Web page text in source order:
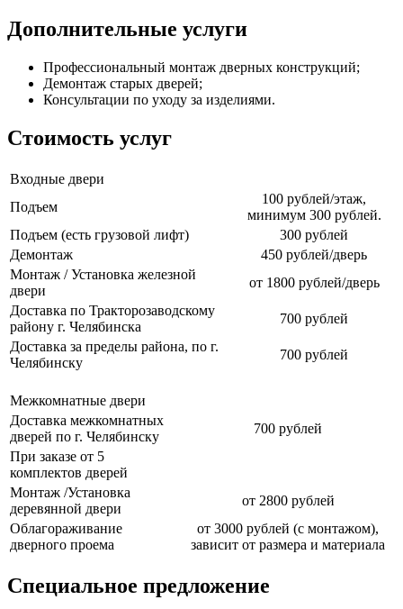
Дополнительные услуги
Профессиональный монтаж дверных конструкций;
Демонтаж старых дверей;
Консультации по уходу за изделиями.
Стоимость услуг
Входные двери
Подъем
100 рублей/этаж,
минимум 300 рублей.
Подъем (есть грузовой лифт)
300 рублей
Демонтаж
450 рублей/дверь
Монтаж / Установка железной
двери
от 1800 рублей/дверь
Доставка по Тракторозаводскому
району г. Челябинска
700 рублей
Доставка за пределы района, по г.
Челябинску
700 рублей
Межкомнатные двери
Доставка межкомнатных
дверей по г. Челябинску
700 рублей
При заказе от 5
комплектов дверей
Монтаж /Установка
деревянной двери
от 2800 рублей
Облагораживание
дверного проема
от 3000 рублей (с монтажом),
зависит от размера и материала
Специальное предложение